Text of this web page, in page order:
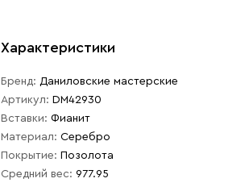
Характеристики
Бренд: Даниловские мастерские
Артикул: DM42930
Вставки: Фианит
Материал: Серебро
Покрытие: Позолота
Средний вес: 977.95